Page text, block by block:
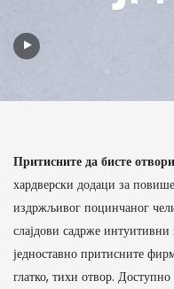
Притисните да бисте
хардверски додаци за
издржљивог поцинчаног
слајдови садрже
једноставно притисните
глатко, тихи отвор.